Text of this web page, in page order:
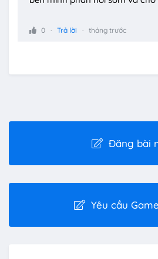
0 Trả lời tháng trước
Đăng bài
Yêu cầu